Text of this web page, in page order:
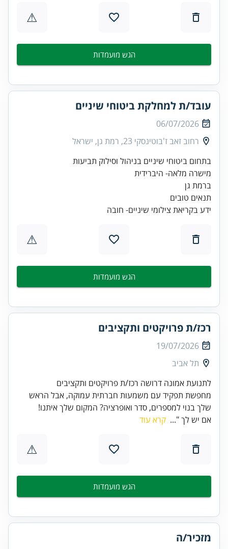
⚠
הגש מועמדות
עובד/ת למחלקת ביטוחי שיניים
06/07/2026
רחוב זאב ז'בוטינסקי 23, רמת גן, ישראל
ידע בקריאת צילומי שיניים- חובה
⚠
הגש מועמדות
רכז/ת פרויקטים ותקציבים
19/07/2026
תל אביב
לתנועת אמונה דרושה רכז/ת פרויקטים ותקציבים
מחפשת תפקיד עם משמעות חברתית עמוקה, אבל הראש
שלך בנוי למספרים, סדר ואופרציה? המקום שלך איתנו!
אם יש לך "... קרא עוד
⚠
הגש מועמדות
מזכיר/ה